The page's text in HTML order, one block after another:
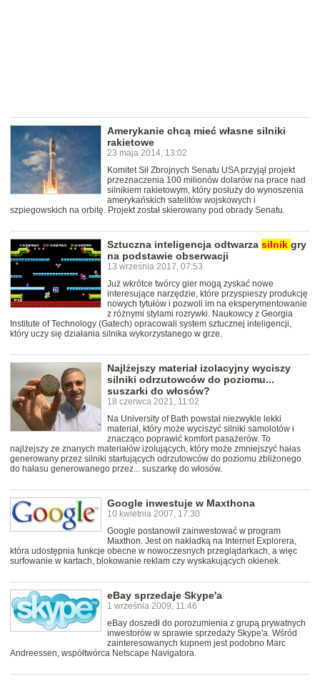
Amerykanie chcą mieć własne silniki
rakietowe
23 maja 2014, 13:02
Komitet Sił Zbrojnych Senatu USA przyjął projekt
przeznaczenia 100 milionów dolarów na prace nad
silnikiem rakietowym, który posłuży do wynoszenia
amerykańskich satelitów wojskowych i
szpiegowskich na orbitę. Projekt został skierowany pod obrady Senatu.
Sztuczna inteligencja odtwarza silnik gry
na podstawie obserwacji
13 września 2017, 07:53
Już wkrótce twórcy gier mogą zyskać nowe
interesujące narzędzie, które przyspieszy produkcję
nowych tytułów i pozwoli im na eksperymentowanie
z różnymi stylami rozrywki. Naukowcy z Georgia
Institute of Technology (Gatech) opracowali system sztucznej inteligencji,
który uczy się działania silnika wykorzystanego w grze.
Najlżejszy materiał izolacyjny wyciszy
silniki odrzutowców do poziomu...
suszarki do włosów?
18 czerwca 2021, 11:02
Na University of Bath powstał niezwykle lekki
materiał, który może wyciszyć silniki samolotów i
znacząco poprawić komfort pasażerów. To
najlżejszy ze znanych materiałów izolujących, który może zmniejszyć hałas
generowany przez silniki startujących odrzutowców do poziomu zbliżonego
do hałasu generowanego przez... suszarkę do włosów.
Google inwestuje w Maxthona
10 kwietnia 2007, 17:30
Google postanowił zainwestować w program
Maxthon. Jest on nakładką na Internet Explorera,
która udostępnia funkcje obecne w nowoczesnych przeglądarkach, a więc
surfowanie w kartach, blokowanie reklam czy wyskakujących okienek.
eBay sprzedaje Skype'a
1 września 2009, 11:46
eBay doszedł do porozumienia z grupą prywatnych
inwestorów w sprawie sprzedaży Skype'a. Wśród
zainteresowanych kupnem jest podobno Marc
Andreessen, współtwórca Netscape Navigatora.